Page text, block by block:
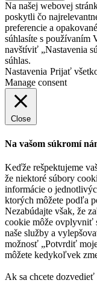
Na našej webovej
poskytli čo
preferencie a
súhlasíte s
navštíviť „Nastavenia
súhlas.
Nastavenia Prijať
Manage consent
Close
Na vašom súkromí
Keďže rešpektujeme
že niektoré súbory
informácie o
ktorých môžete podľa
Nezabúdajte však, že
cookie môže ovplyvniť
naše služby a
možnosť „Potvrdiť
môžete kedykoľvek
Ak sa chcete